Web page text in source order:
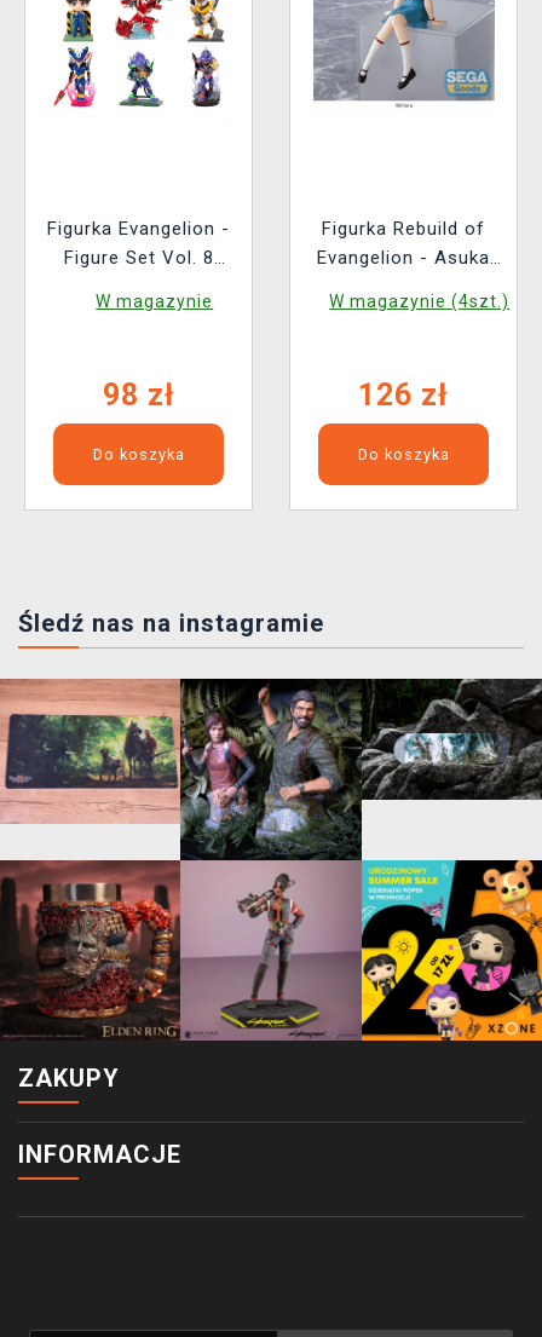
Figurka Evangelion -
Figure Set Vol. 8
W magazynie
98 zł
Do koszyka
Figurka Rebuild of
Evangelion - Asuka
New Theatrical
W magazynie (4szt.)
126 zł
Do koszyka
Śledź nas na instagramie
ZAKUPY
INFORMACJE